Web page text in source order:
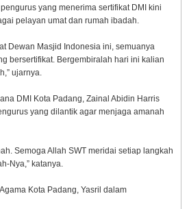
yang menerima sertifikat DMI kini
pelayan umat dan rumah ibadah.
Dewan Masjid Indonesia ini, semuanya
bersertifikat. Bergembiralah hari ini kalian
ujarnya.
DMI Kota Padang, Zainal Abidin Harris
yang dilantik agar menjaga amanah
Semoga Allah SWT meridai setiap langkah
Nya,” katanya.
Kota Padang, Yasril dalam